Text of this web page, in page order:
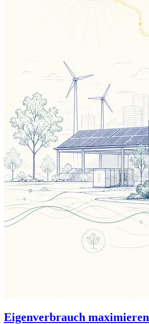
Eigenverbrauch maximieren